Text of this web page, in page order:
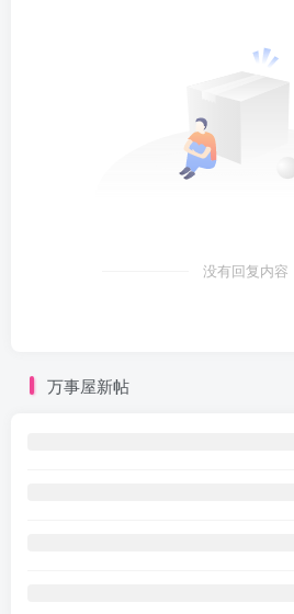
没有回复内容
万事屋新帖